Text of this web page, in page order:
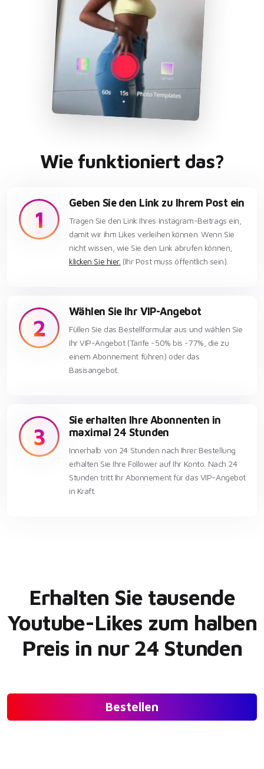
Wie funktioniert das?
1
Geben Sie den Link zu Ihrem Post ein
Tragen Sie den Link Ihres Instagram-Beitrags ein,
damit wir ihm Likes verleihen können. Wenn Sie
nicht wissen, wie Sie den Link abrufen können,
klicken Sie hier. (Ihr Post muss öffentlich sein).
2
Wählen Sie Ihr VIP-Angebot
Füllen Sie das Bestellformular aus und wählen Sie
Ihr VIP-Angebot (Tarife -50% bis -77%, die zu
einem Abonnement führen) oder das
Basisangebot.
3
Sie erhalten Ihre Abonnenten in
maximal 24 Stunden
Innerhalb von 24 Stunden nach Ihrer Bestellung
erhalten Sie Ihre Follower auf Ihr Konto. Nach 24
Stunden tritt Ihr Abonnement für das VIP-Angebot
in Kraft.
Erhalten Sie tausende
Youtube-Likes zum halben
Preis in nur 24 Stunden
Bestellen